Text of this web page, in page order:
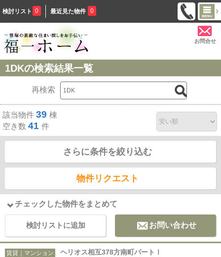
検討リスト 0 最近見た物件 0
お問合せ
1DKの検索結果一覧
再検索
該当物件 39 棟
空き数 41 件
さらに条件を絞り込む
物件リクエスト
チェックした物件をまとめて
検討リストに追加 お問い合わせ
賃貸｜マンション ヘリオス相互378方南町パートⅠ